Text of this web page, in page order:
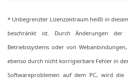
* Unbegrenzter Lizenzzeitraum heißt in
beschränkt ist. Durch Änderungen
Betriebssystems oder von
ebenso durch nicht korrigierbare Fehler in
Softwareproblemen auf dem PC, wird